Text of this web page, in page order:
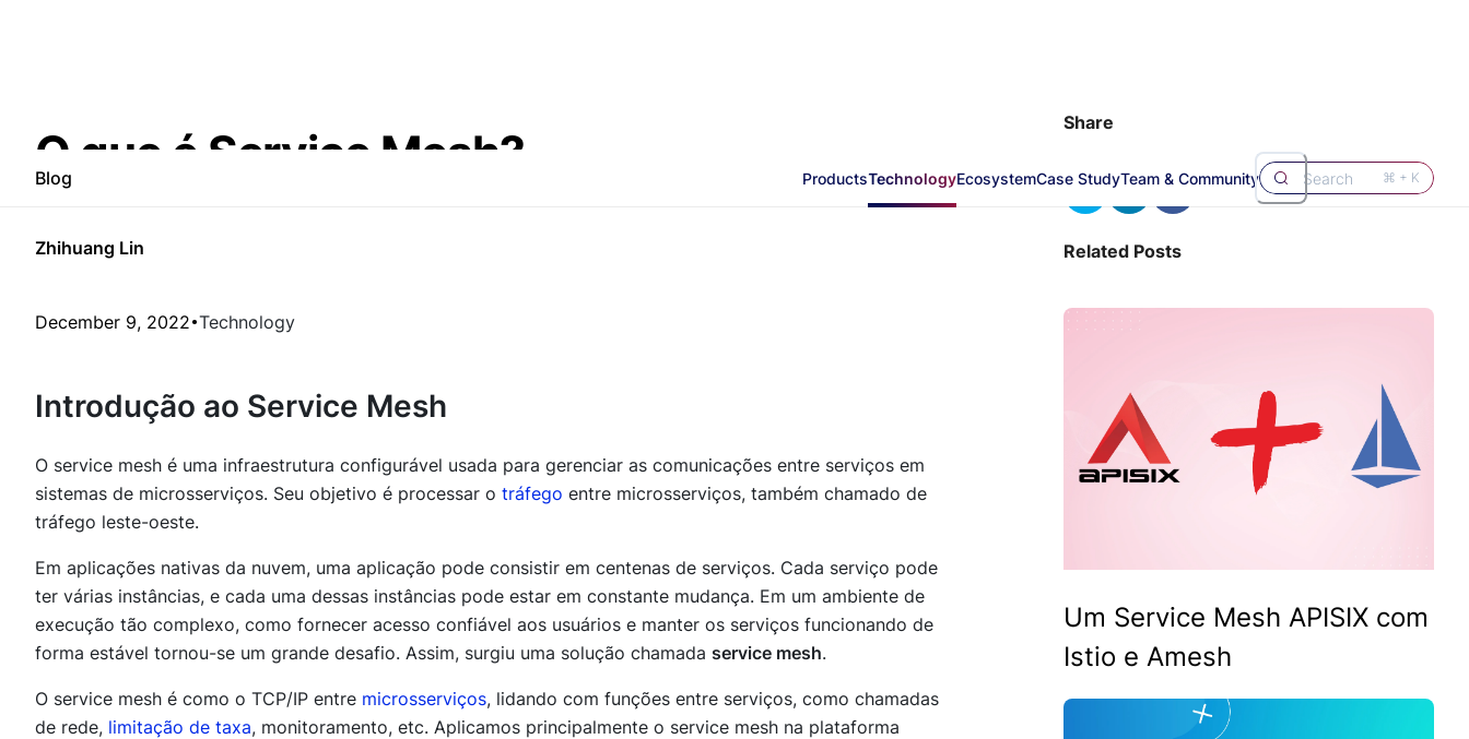
Blog ProductsTechnologyEcosystemCase StudyTeam & Community Search ⌘ + K
O que é Service Mesh?
Zhihuang Lin
December 9, 2022 Technology
Introdução ao Service Mesh
O service mesh é uma infraestrutura configurável usada para gerenciar as comunicações entre serviços em
sistemas de microsserviços. Seu objetivo é processar o tráfego entre microsserviços, também chamado de
tráfego leste-oeste.
Em aplicações nativas da nuvem, uma aplicação pode consistir em centenas de serviços. Cada serviço pode
ter várias instâncias, e cada uma dessas instâncias pode estar em constante mudança. Em um ambiente de
execução tão complexo, como fornecer acesso confiável aos usuários e manter os serviços funcionando de
forma estável tornou-se um grande desafio. Assim, surgiu uma solução chamada service mesh.
O service mesh é como o TCP/IP entre microsserviços, lidando com funções entre serviços, como chamadas
de rede, limitação de taxa, monitoramento, etc. Aplicamos principalmente o service mesh na plataforma
Share
Related Posts
Um Service Mesh APISIX com
Istio e Amesh